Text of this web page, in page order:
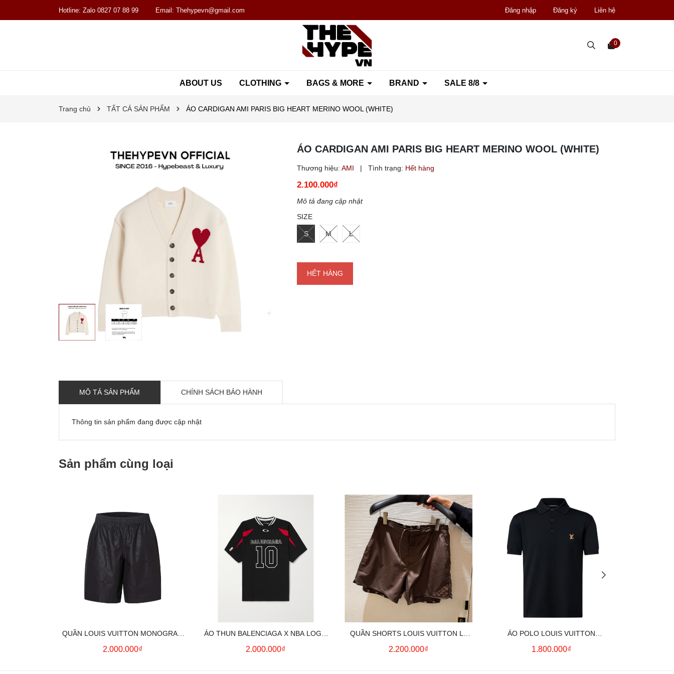
Hotline: Zalo 0827 07 88 99 Email: Thehypevn@gmail.com Đăng nhập Đăng ký Liên hệ
ABOUT US CLOTHING BAGS & MORE BRAND SALE 8/8
0
Trang chủ TẤT CẢ SẢN PHẨM ÁO CARDIGAN AMI PARIS BIG HEART MERINO WOOL (WHITE)
ÁO CARDIGAN AMI PARIS BIG HEART MERINO WOOL (WHITE)
Thương hiệu: AMI | Tình trạng: Hết hàng
2.100.000₫
Mô tả đang cập nhật
SIZE
S M L
HẾT HÀNG
MÔ TẢ SẢN PHẨM CHÍNH SÁCH BẢO HÀNH
Thông tin sản phẩm đang được cập nhật
Sản phẩm cùng loại
QUẦN LOUIS VUITTON MONOGRAM
MOIRE JACQUARD SILK SHORTS IN
2.000.000₫
ÁO THUN BALENCIAGA X NBA LOGO
COTTON JERSEY T-SHIRT
2.000.000₫
QUẦN SHORTS LOUIS VUITTON LV
MONOGRAM SWIMWEAR (BROWN)
2.200.000₫
ÁO POLO LOUIS VUITTON
SIGNATURE LOGO (BLACK)
1.800.000₫